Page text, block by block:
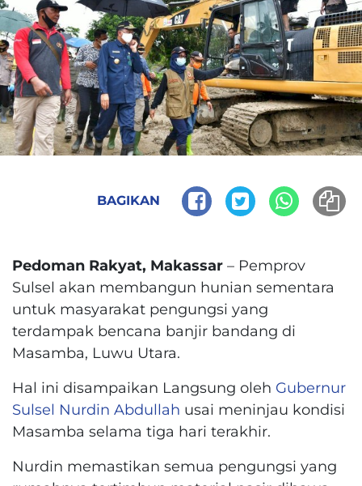
BAGIKAN
Pedoman Rakyat, Makassar – Pemprov
Sulsel akan membangun hunian sementara
untuk masyarakat pengungsi yang
terdampak bencana banjir bandang di
Masamba, Luwu Utara.
Hal ini disampaikan Langsung oleh Gubernur
Sulsel Nurdin Abdullah usai meninjau kondisi
Masamba selama tiga hari terakhir.
Nurdin memastikan semua pengungsi yang